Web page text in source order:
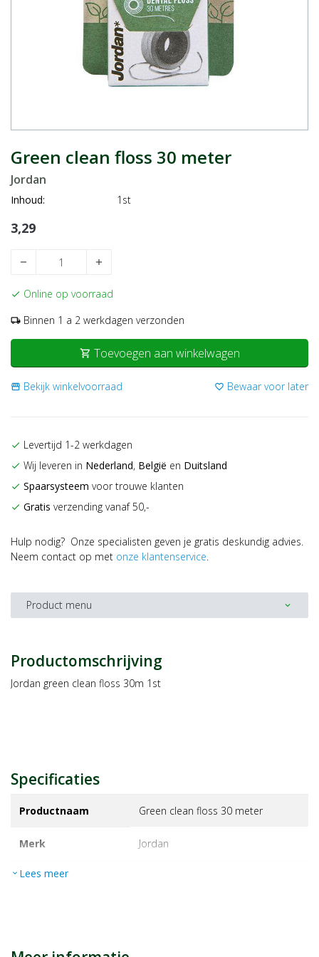
Green clean floss 30 meter
Jordan
Inhoud: 1st
3,29
remove add
check Online op voorraad
local_shipping Binnen 1 a 2 werkdagen verzonden
shopping_cart Toevoegen aan winkelwagen
storefront Bekijk winkelvoorraad favorite_border Bewaar voor later
check Levertijd 1-2 werkdagen
check Wij leveren in Nederland, België en Duitsland
check Spaarsysteem voor trouwe klanten
check Gratis verzending vanaf 50,-
Hulp nodig? Onze specialisten geven je gratis deskundig advies.
Neem contact op met onze klantenservice.
Product menu expand_more
Productomschrijving
Jordan green clean floss 30m 1st
Specificaties
Productnaam Green clean floss 30 meter
Merk jordan
EAN
expand_more Lees meer